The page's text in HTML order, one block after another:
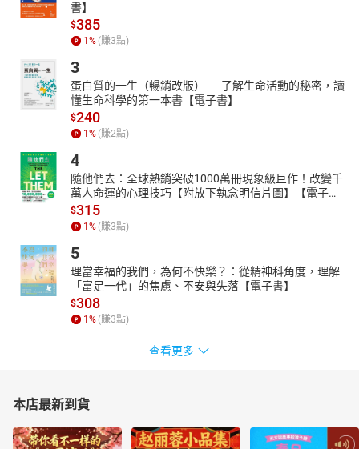
書】
$385
1 % (賺3點)
3
蛋白質的一生（暢銷改版）──了解生命活動的秘密，讀
懂生命科學的第一本書【電子書】
$240
1 % (賺2點)
4
隨他們去：全球熱銷突破1000萬冊現象級巨作！改變千
萬人命運的心理技巧【附放下執念明信片圖】【電子
書】
$315
1 % (賺3點)
5
理當幸福的我們，為何不快樂？：從精神科角度，理解
「富足一代」的焦慮、不安與失落【電子書】
$308
1 % (賺3點)
查看更多
本店最新到貨